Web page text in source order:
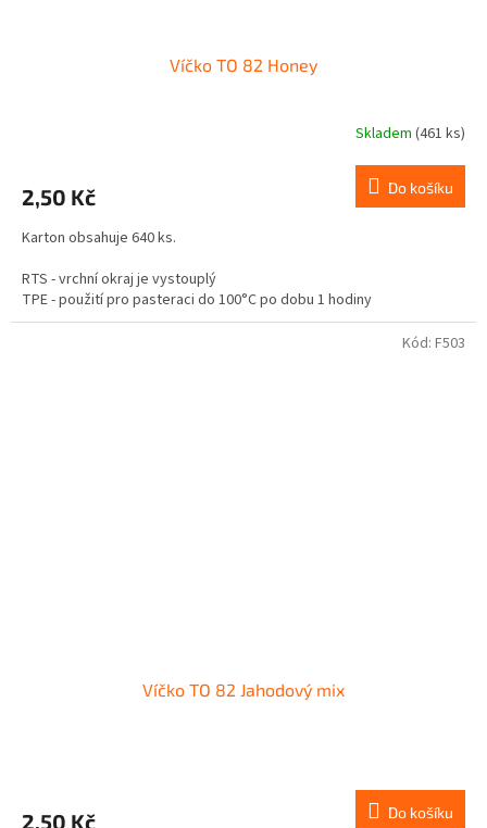
Víčko TO 82 Honey
Skladem (461 ks)
2,50 Kč Do košíku
Karton obsahuje 640 ks.
RTS - vrchní okraj je vystouplý
TPE - použití pro pasteraci do 100°C po dobu 1 hodiny
Není vhodné pro tuky a oleje.
Víčko TO 82 Jahodový mix
2,50 Kč Do košíku
Kód: F503